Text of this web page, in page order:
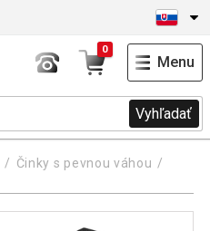
Vyhľadať
0
Menu
Činky s pevnou váhou